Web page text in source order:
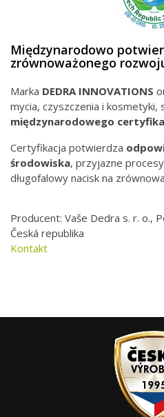
Międzynarodowo
zrównoważonego
Marka DEDRA INNOVATIONS
mycia, czyszczenia i kosmetyki,
międzynarodowego
Certyfikacja potwierdza
środowiska, przyjazne
długofalowy nacisk na
Producent: Vaše Dedra s. r. o.,
Česká republika
Kontakt